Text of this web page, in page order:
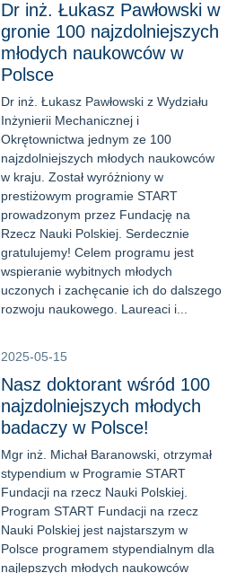
Dr inż. Łukasz Pawłowski w
gronie 100 najzdolniejszych
młodych naukowców w
Polsce
Dr inż. Łukasz Pawłowski z Wydziału
Inżynierii Mechanicznej i
Okrętownictwa jednym ze 100
najzdolniejszych młodych naukowców
w kraju. Został wyróżniony w
prestiżowym programie START
prowadzonym przez Fundację na
Rzecz Nauki Polskiej. Serdecznie
gratulujemy! Celem programu jest
wspieranie wybitnych młodych
uczonych i zachęcanie ich do dalszego
rozwoju naukowego. Laureaci i...
2025-05-15
Nasz doktorant wśród 100
najzdolniejszych młodych
badaczy w Polsce!
Mgr inż. Michał Baranowski, otrzymał
stypendium w Programie START
Fundacji na rzecz Nauki Polskiej.
Program START Fundacji na rzecz
Nauki Polskiej jest najstarszym w
Polsce programem stypendialnym dla
najlepszych młodych naukowców